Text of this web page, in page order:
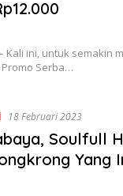
Kali ini, untuk semakin
Serba…
18 Februari 2023
Soulfull
Yang